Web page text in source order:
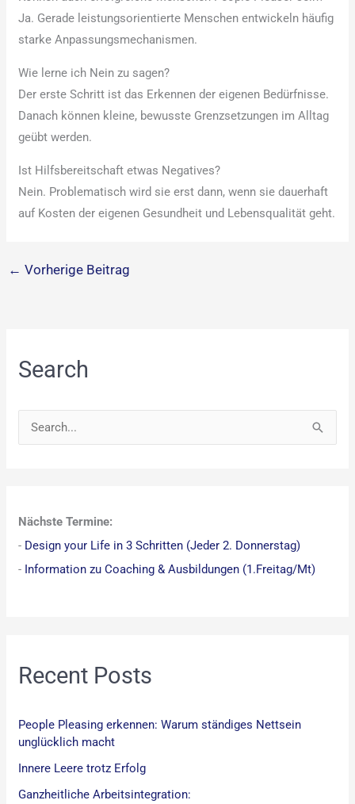
Ja. Gerade leistungsorientierte Menschen entwickeln häufig
starke Anpassungsmechanismen.
Wie lerne ich Nein zu sagen?
Der erste Schritt ist das Erkennen der eigenen Bedürfnisse.
Danach können kleine, bewusste Grenzsetzungen im Alltag
geübt werden.
Ist Hilfsbereitschaft etwas Negatives?
Nein. Problematisch wird sie erst dann, wenn sie dauerhaft
auf Kosten der eigenen Gesundheit und Lebensqualität geht.
← Vorherige Beitrag
Search
e
n
n
:
Nächste Termine:
- Design your Life in 3 Schritten (Jeder 2. Donnerstag)
- Information zu Coaching & Ausbildungen (1.Freitag/Mt)
Recent Posts
People Pleasing erkennen: Warum ständiges Nettsein
unglücklich macht
Innere Leere trotz Erfolg
Ganzheitliche Arbeitsintegration: